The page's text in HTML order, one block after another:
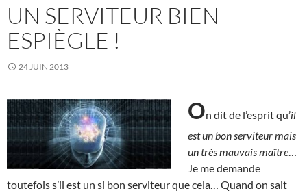
UN SERVITEUR BIEN
ESPIÈGLE !
24 JUIN 2013
On dit de l’esprit qu’il
est un bon serviteur mais
un très mauvais maître
Je me demande
toutefois s’il est un si bon serviteur que cela… Quand on sait